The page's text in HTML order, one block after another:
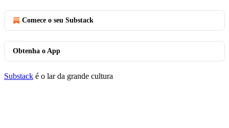
Comece o seu Substack
Obtenha o App
Substack é o lar da grande cultura